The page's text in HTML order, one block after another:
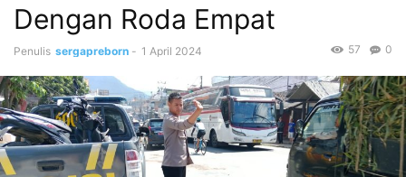
Dengan Roda Empat
Penulis sergapreborn - 1 April 2024 0
57